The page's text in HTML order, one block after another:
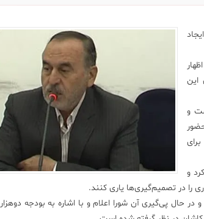
اظهار
این
و
و
را در تصمیم‌گیری‌ها یاری کنند.
پی‌گیری آن شورا اعلام و با اشاره به بودجه دوهزار